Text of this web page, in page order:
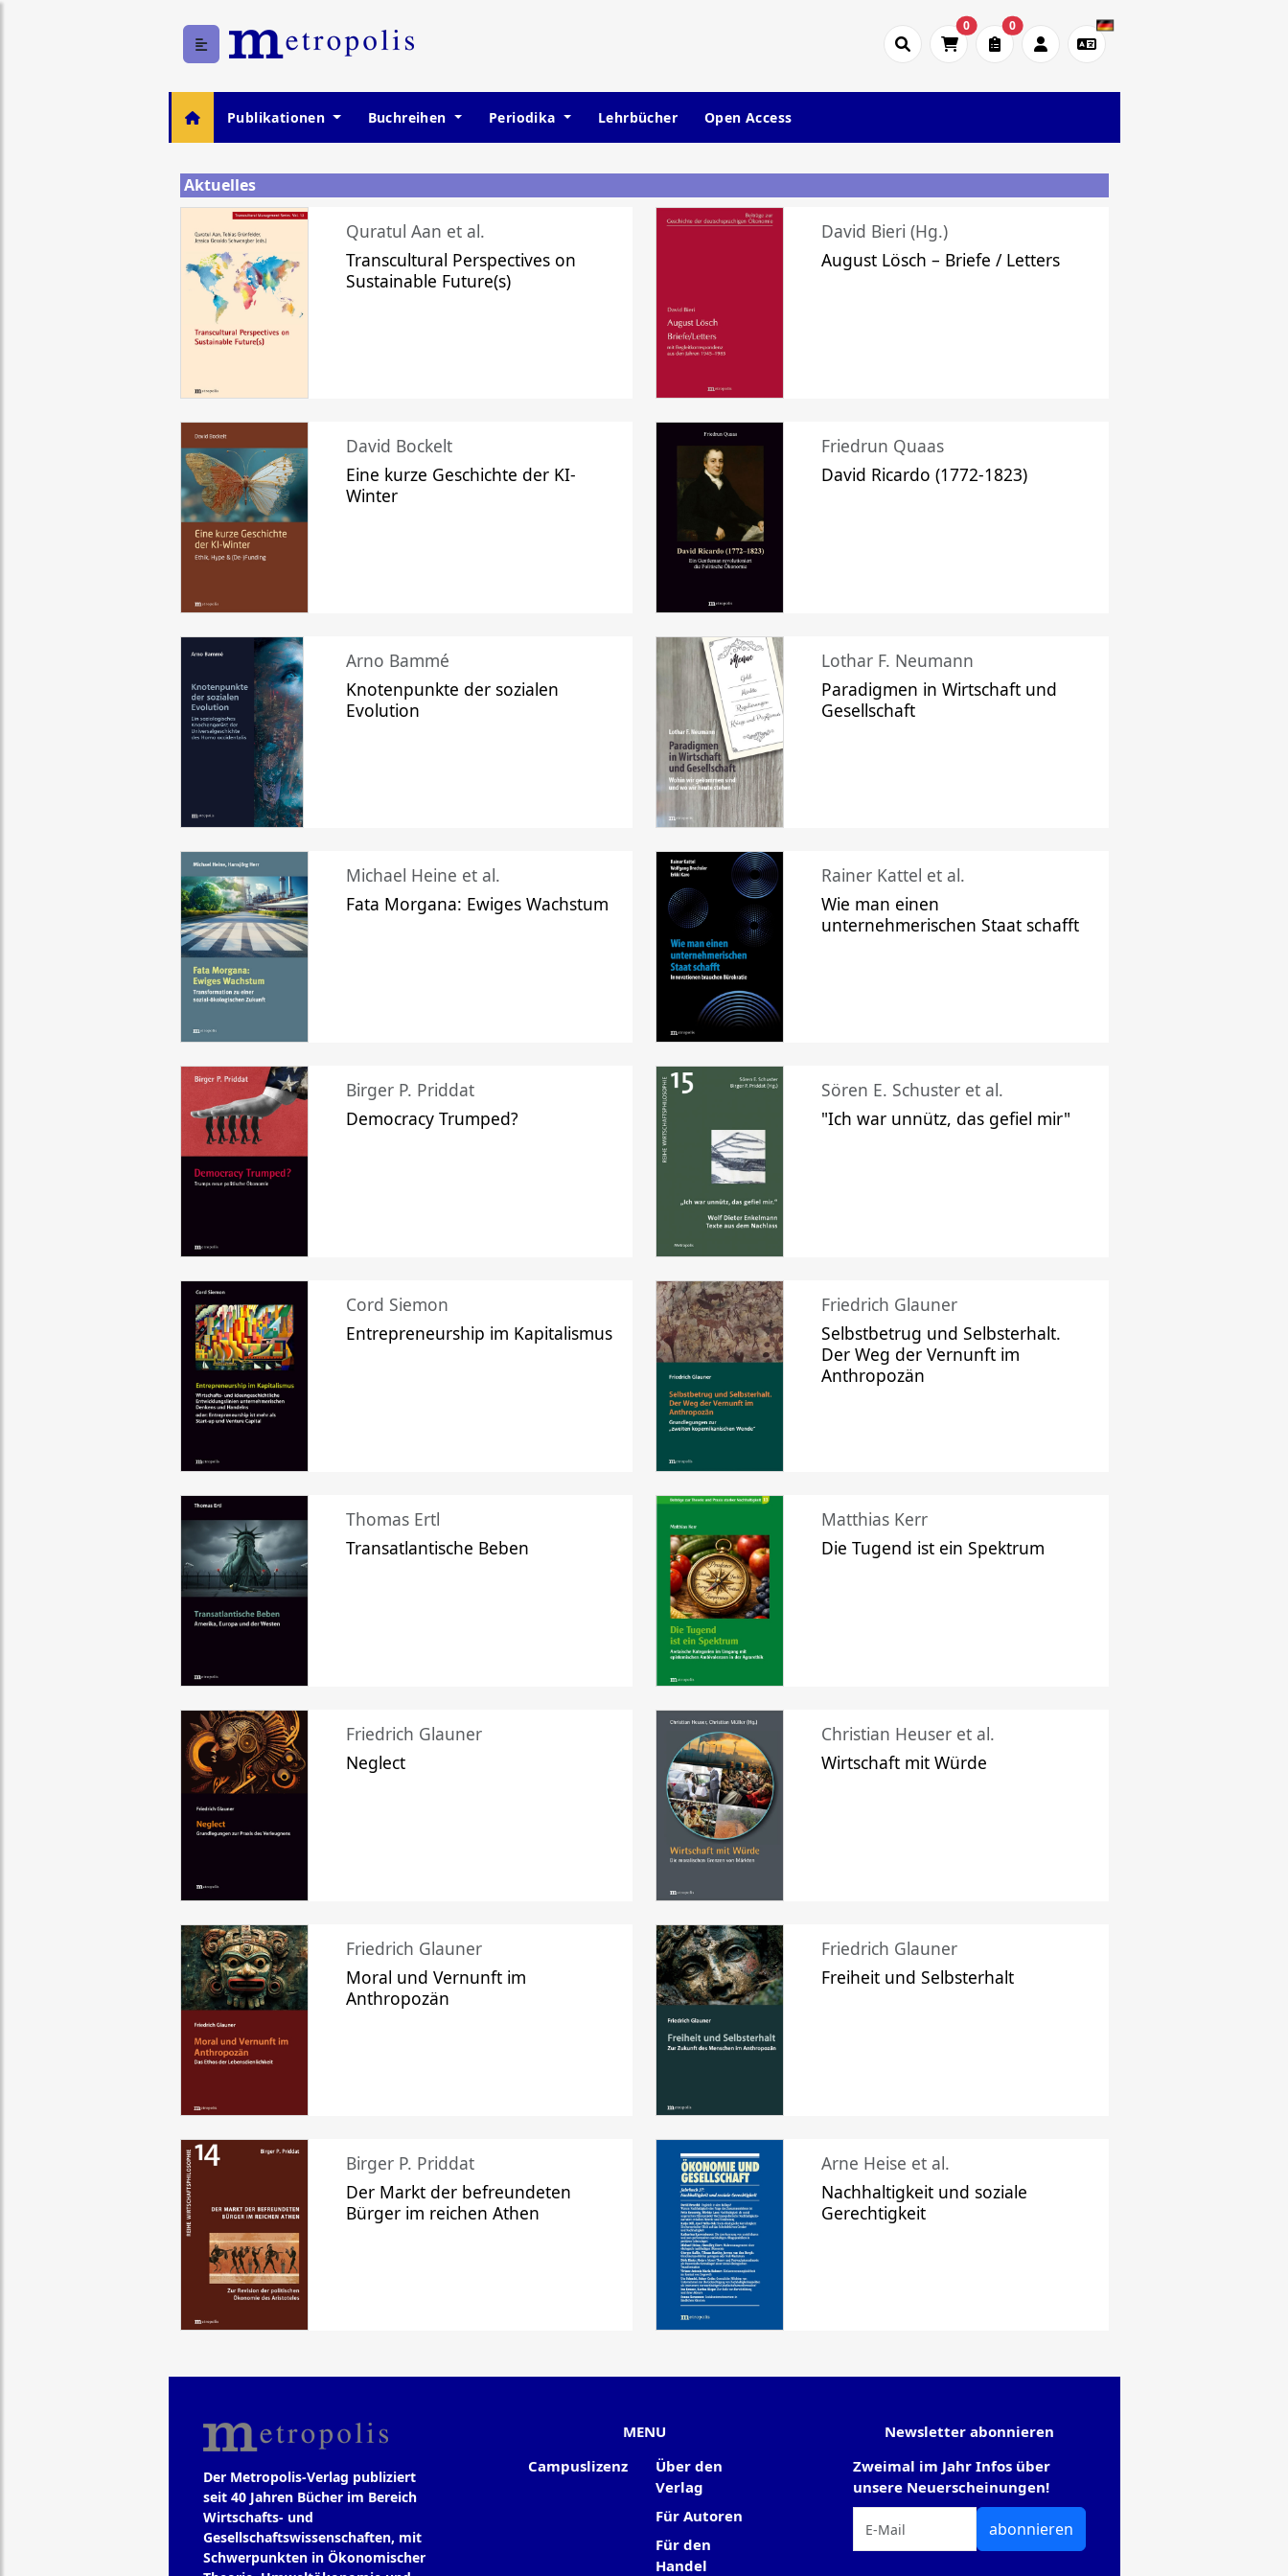
0 0
Publikationen Buchreihen Periodika Lehrbücher Open Access
Aktuelles
Quratul Aan et al.
Transcultural Perspectives on
Sustainable Future(s)
David Bieri (Hg.)
August Lösch – Briefe / Letters
David Bockelt
Eine kurze Geschichte der KI-
Winter
Friedrun Quaas
David Ricardo (1772-1823)
Arno Bammé
Knotenpunkte der sozialen
Evolution
Lothar F. Neumann
Paradigmen in Wirtschaft und
Gesellschaft
Michael Heine et al.
Fata Morgana: Ewiges Wachstum
Rainer Kattel et al.
Wie man einen
unternehmerischen Staat schafft
Birger P. Priddat
Democracy Trumped?
Sören E. Schuster et al.
"Ich war unnütz, das gefiel mir"
Cord Siemon
Entrepreneurship im Kapitalismus
Friedrich Glauner
Selbstbetrug und Selbsterhalt.
Der Weg der Vernunft im
Anthropozän
Thomas Ertl
Transatlantische Beben
Matthias Kerr
Die Tugend ist ein Spektrum
Friedrich Glauner
Neglect
Christian Heuser et al.
Wirtschaft mit Würde
Friedrich Glauner
Moral und Vernunft im
Anthropozän
Friedrich Glauner
Freiheit und Selbsterhalt
Birger P. Priddat
Der Markt der befreundeten
Bürger im reichen Athen
Arne Heise et al.
Nachhaltigkeit und soziale
Gerechtigkeit
Der Metropolis-Verlag publiziert
seit 40 Jahren Bücher im Bereich
Wirtschafts- und
Gesellschaftswissenschaften, mit
Schwerpunkten in Ökonomischer
MENU
Campuslizenz
Über den
Verlag
Für Autoren
Für den
Handel
Newsletter abonnieren
Zweimal im Jahr Infos über
unsere Neuerscheinungen!
abonnieren